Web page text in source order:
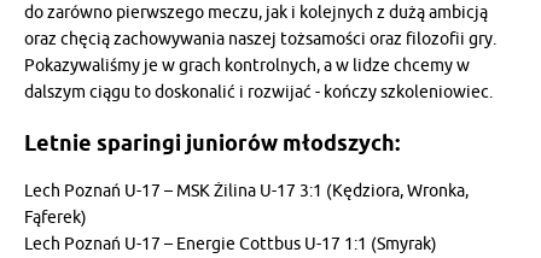
do zarówno pierwszego meczu, jak i kolejnych z dużą ambicją
oraz chęcią zachowywania naszej tożsamości oraz filozofii gry.
Pokazywaliśmy je w grach kontrolnych, a w lidze chcemy w
dalszym ciągu to doskonalić i rozwijać - kończy szkoleniowiec.
Letnie sparingi juniorów młodszych:
Lech Poznań U-17 – MSK Żilina U-17 3:1 (Kędziora, Wronka,
Fąferek)
Lech Poznań U-17 – Energie Cottbus U-17 1:1 (Smyrak)